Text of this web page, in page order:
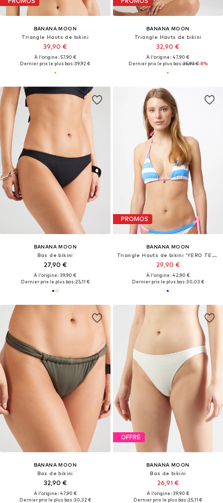
BANANA MOON
Triangle Hauts de bikini
39,90 €
À l'origine : 57,90 €
Dernier prix le plus bas :39,92 €
BANANA MOON
Triangle Hauts de bikini
32,90 €
À l'origine : 47,90 €
Dernier prix le plus bas :35,93 €-8%
BANANA MOON
Bas de bikini
27,90 €
À l'origine : 39,90 €
Dernier prix le plus bas :25,11 €
PROMOS
BANANA MOON
Triangle Hauts de bikini 'YERO TEAM'
29,90 €
À l'origine : 42,90 €
Dernier prix le plus bas :30,03 €
BANANA MOON
Bas de bikini
32,90 €
À l'origine : 47,90 €
Dernier prix le plus bas :30,32 €
OFFRE
BANANA MOON
Bas de bikini
26,91 €
À l'origine : 39,90 €
Dernier prix le plus bas :25,11 €